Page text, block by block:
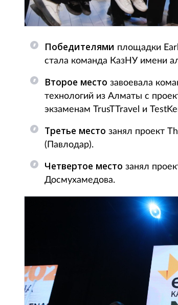
Победителями площадки
стала команда КазНУ имени
Второе место завоевала
технологий из Алматы с
экзаменам TrusTTravel и
Третье место занял проект
(Павлодар).
Четвертое место занял
Досмухамедова.